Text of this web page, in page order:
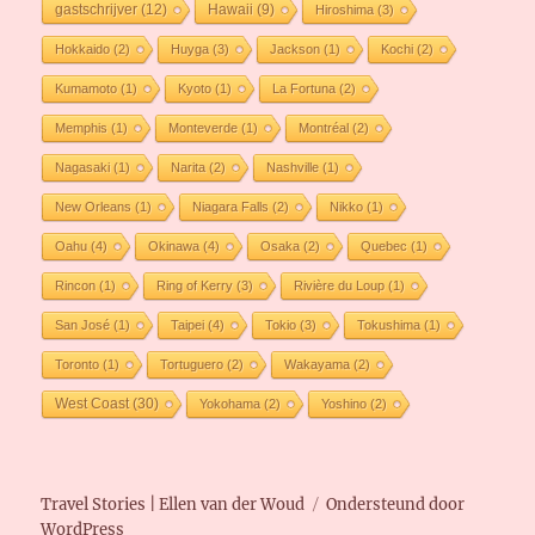
gastschrijver(12) Hawaii (9) Hiroshima (3)
Hokkaido(2) Huyga (3) Jackson (1) Kochi(2)
Kumamoto(1) Kyoto(1) La Fortuna (2)
Memphis (1) Monteverde(1) Montréal(2)
Nagasaki(1) Narita (2) Nashville(1)
New Orleans (1) Niagara Falls (2) Nikko(1)
Oahu (4) Okinawa (4) Osaka (2) Quebec (1)
Rincon (1) Ring of Kerry(3) Rivière du Loup(1)
San José(1) Taipei(4) Tokio(3) Tokushima (1)
Toronto(1) Tortuguero(2) Wakayama (2)
West Coast(30) Yokohama (2) Yoshino(2)
Travel Stories | Ellen van der Woud
Ondersteund door
WordPress